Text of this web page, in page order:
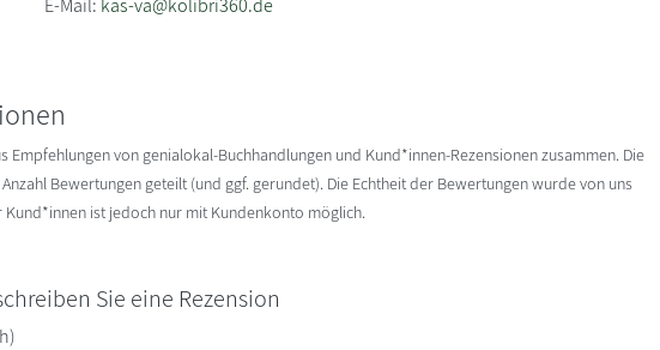
Empfehlungen von genialokal-Buchhandlungen und Kund*innen-Rezensionen zusammen. Die
Bewertungen geteilt (und ggf. gerundet). Die Echtheit der Bewertungen wurde von uns
ist jedoch nur mit Kundenkonto möglich.
Sie eine Rezension